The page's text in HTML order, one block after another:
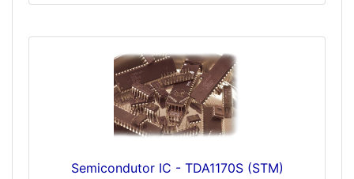
Semicondutor IC - TDA1170S (STM)